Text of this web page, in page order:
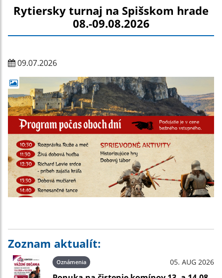
Rytiersky turnaj na Spišskom hrade
08.-09.08.2026
09.07.2026
Zoznam aktualít:
Oznámenia 05. AUG 2026